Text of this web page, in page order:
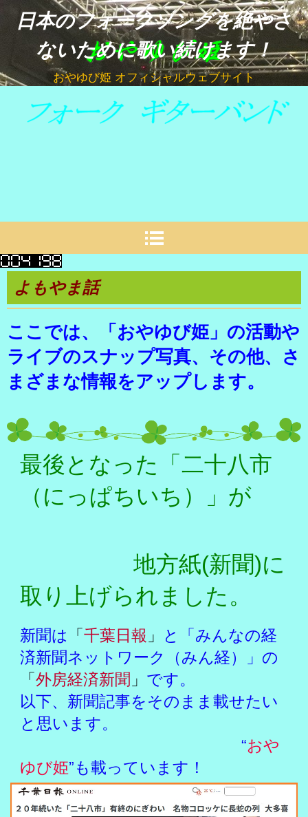
日本のフォークソングを絶やさ
ないために歌い続けます！
おやゆび姫 オフィシャルウェブサイト
よもやま話
ここでは、「おやゆび姫」の活動や
ライブのスナップ写真、その他、さ
まざまな情報をアップします。
最後となった「二十八市
（にっぱちいち）」が
地方紙(新聞)に
取り上げられました。
新聞は 「千葉日報 」
と「みんなの経
済新聞ネットワーク（みん経）」の
「外房経済新聞 」 です。
以下、新聞記事をそのまま載せたい
と思います。
“おや
ゆび姫”も載っています！